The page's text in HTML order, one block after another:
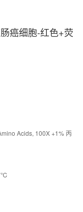
癌细胞-红色+荧
Acids, 100X +1% 丙